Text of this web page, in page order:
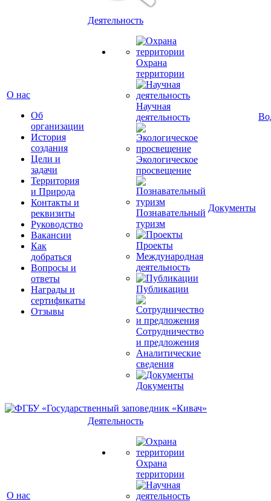
О нас
Об
организации
История
создания
Цели и
задачи
Территория
и Природа
Контакты и
реквизиты
Руководство
Вакансии
Как
добраться
Вопросы и
ответы
Награды и
сертификаты
Отзывы
Деятельность
Охрана
территории
Научная
деятельность
Экологическое
просвещение
Познавательный
туризм
Проекты
Международная
деятельность
Публикации
Сотрудничество
и предложения
Аналитические
сведения
Документы
Документы
О нас
Деятельность
Охрана
территории